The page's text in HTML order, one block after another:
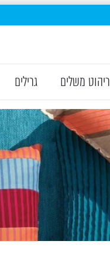
ריהוט משלים גרילים